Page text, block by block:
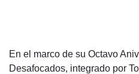
En el marco de su Octavo
Desafocados, integrado por